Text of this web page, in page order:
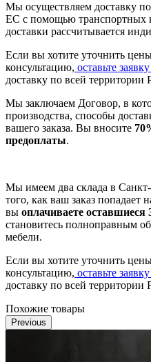
Мы осуществляем доставку
ЕС с помощью транспортных
доставки рассчитывается
Если вы хотите уточнить
консультацию, оставьте
доставку по всей
Мы заключаем Договор, в
производства, способы
вашего заказа. Вы вносите
предоплаты.
Мы имеем два склада в
того, как ваш заказ попадает
вы оплачиваете
становитесь полноправным
мебели.
Если вы хотите уточнить
консультацию, оставьте
доставку по всей
Похожие товары
Previous